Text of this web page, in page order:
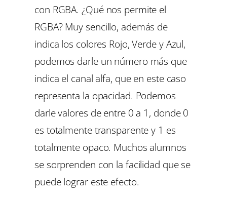
con RGBA. ¿Qué nos permite el
RGBA? Muy sencillo, además de
indica los colores Rojo, Verde y Azul,
podemos darle un número más que
indica el canal alfa, que en este caso
representa la opacidad. Podemos
darle valores de entre 0 a 1, donde 0
es totalmente transparente y 1 es
totalmente opaco. Muchos alumnos
se sorprenden con la facilidad que se
puede lograr este efecto.